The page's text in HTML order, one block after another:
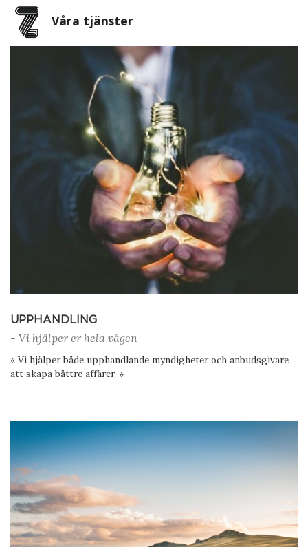
Våra tjänster
UPPHANDLING
- Vi hjälper er hela vägen
« Vi hjälper både upphandlande myndigheter och anbudsgivare
att skapa bättre affärer. »